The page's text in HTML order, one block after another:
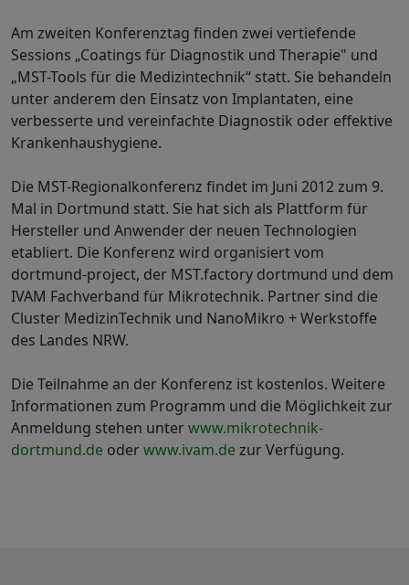
Am zweiten Konferenztag finden zwei vertiefende
Sessions „Coatings für Diagnostik und Therapie" und
„MST-Tools für die Medizintechnik“ statt. Sie behandeln
unter anderem den Einsatz von Implantaten, eine
verbesserte und vereinfachte Diagnostik oder effektive
Krankenhaushygiene.
Die MST-Regionalkonferenz findet im Juni 2012 zum 9.
Mal in Dortmund statt. Sie hat sich als Plattform für
Hersteller und Anwender der neuen Technologien
etabliert. Die Konferenz wird organisiert vom
dortmund-project, der MST.factory dortmund und dem
IVAM Fachverband für Mikrotechnik. Partner sind die
Cluster MedizinTechnik und NanoMikro + Werkstoffe
des Landes NRW.
Die Teilnahme an der Konferenz ist kostenlos. Weitere
Informationen zum Programm und die Möglichkeit zur
Anmeldung stehen unterwww.mikrotechnik-
dortmund.de oderwww.ivam.dezur Verfügung.